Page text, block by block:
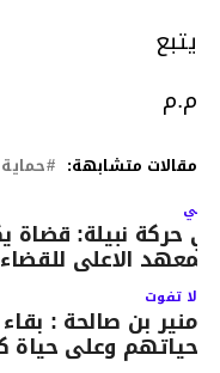
يتبع
م.م
مقالات متشابهة:
حركة نبيلة:
الاعلى للقضاء
لا تفوت
منير بن صالحة :
حياتهم وعلى حياة